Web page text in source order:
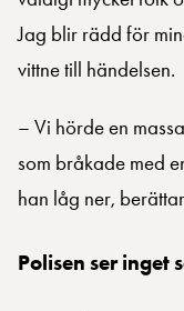
Jag blir rädd för
vittne till händelsen.
– Vi hörde en
som bråkade med
han låg ner,
Polisen ser inget